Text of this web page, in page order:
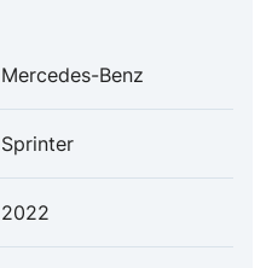
Mercedes-Benz
Sprinter
2022